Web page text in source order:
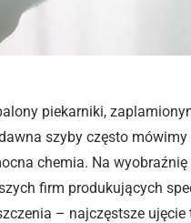
piekarniki,
szyby często
chemia. Na wyobraźnię
firm produkujących
– najczęstsze ujęcie